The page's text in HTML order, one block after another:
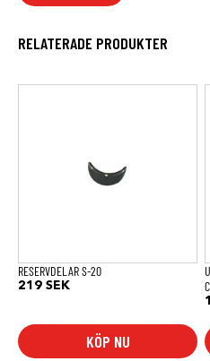
RELATERADE PRODUKTER
RESERVDELAR S-20
219 SEK
KÖP NU